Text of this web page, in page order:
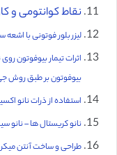
نقاط کوانتومی و
لیزر بلور فوتونی با
اثرات تیمار بیوفوتون
بیوفوتون بر طبق روش
استفاده از ذرات نانو
نانو کریستال ها – نانو
طراحی و ساخت آنتن